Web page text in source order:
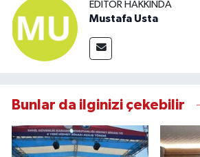
EDITÖR HAKKINDA
Mustafa Usta
Bunlar da ilginizi çekebilir